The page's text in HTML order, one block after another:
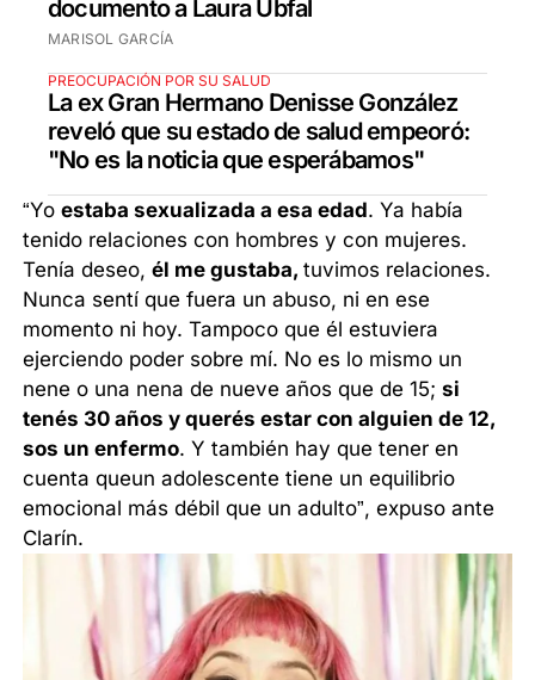
documento a Laura Ubfal
MARISOL GARCÍA
PREOCUPACIÓN POR SU SALUD
La ex Gran Hermano Denisse González
reveló que su estado de salud empeoró:
"No es la noticia que esperábamos"
“Yoestaba sexualizada a esa edad. Ya había
tenido relaciones con hombres y con mujeres.
Tenía deseo,él me gustaba,tuvimos relaciones.
Nunca sentí que fuera un abuso, ni en ese
momento ni hoy. Tampoco que él estuviera
ejerciendo poder sobre mí. No es lo mismo un
nene o una nena de nueve años que de 15;si
tenés 30 años y querés estar con alguien de 12,
sos un enfermo. Y también hay que tener en
cuenta queun adolescente tiene un equilibrio
emocional más débil que un adulto”, expuso ante
Clarín.